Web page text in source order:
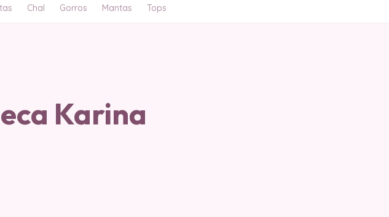
Chal Gorros Mantas Tops
Karina